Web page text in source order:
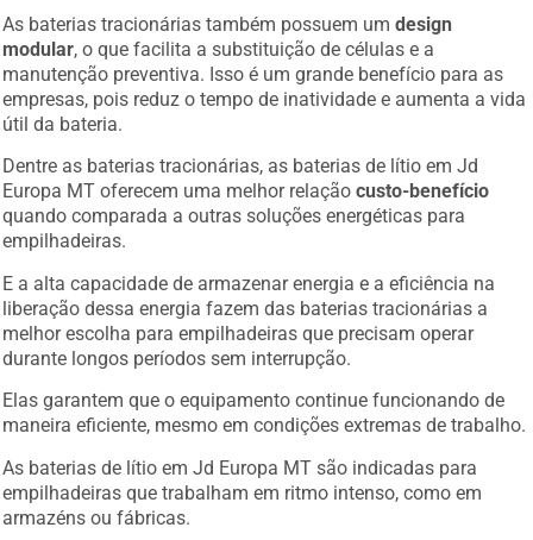
As baterias tracionárias também possuem um
design
modular, o que facilita a substituição de células e a
manutenção preventiva. Isso é um grande benefício para as
empresas, pois reduz o tempo de inatividade e aumenta a vida
útil da bateria.
Dentre as baterias tracionárias, as baterias de lítio em Jd
Europa MT oferecem uma melhor relação
custo-benefício
quando comparada a outras soluções energéticas para
empilhadeiras.
E a alta capacidade de armazenar energia e a eficiência na
liberação dessa energia fazem das baterias tracionárias a
melhor escolha para empilhadeiras que precisam operar
durante longos períodos sem interrupção.
Elas garantem que o equipamento continue funcionando de
maneira eficiente, mesmo em condições extremas de trabalho.
As baterias de lítio em Jd Europa MT são indicadas para
empilhadeiras que trabalham em ritmo intenso, como em
armazéns ou fábricas.